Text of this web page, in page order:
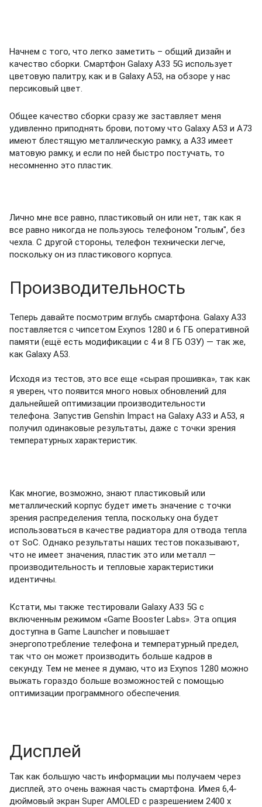
Начнем с того, что легко заметить – общий дизайн и
качество сборки. Смартфон Galaxy A33 5G использует
цветовую палитру, как и в Galaxy A53, на обзоре у нас
персиковый цвет.
Общее качество сборки сразу же заставляет меня
удивленно приподнять брови, потому что Galaxy A53 и A73
имеют блестящую металлическую рамку, а A33 имеет
матовую рамку, и если по ней быстро постучать, то
несомненно это пластик.
Лично мне все равно, пластиковый он или нет, так как я
все равно никогда не пользуюсь телефоном "голым", без
чехла. С другой стороны, телефон технически легче,
поскольку он из пластикового корпуса.
Производительность
Теперь давайте посмотрим вглубь смартфона. Galaxy A33
поставляется с чипсетом Exynos 1280 и 6 ГБ оперативной
памяти (ещё есть модификации с 4 и 8 ГБ ОЗУ) — так же,
как Galaxy A53.
Исходя из тестов, это все еще «сырая прошивка», так как
я уверен, что появится много новых обновлений для
дальнейшей оптимизации производительности
телефона. Запустив Genshin Impact на Galaxy A33 и A53, я
получил одинаковые результаты, даже с точки зрения
температурных характеристик.
Как многие, возможно, знают пластиковый или
металлический корпус будет иметь значение с точки
зрения распределения тепла, поскольку она будет
использоваться в качестве радиатора для отвода тепла
от SoC. Однако результаты наших тестов показывают,
что не имеет значения, пластик это или металл —
производительность и тепловые характеристики
идентичны.
Кстати, мы также тестировали Galaxy A33 5G с
включенным режимом «Game Booster Labs». Эта опция
доступна в Game Launcher и повышает
энергопотребление телефона и температурный предел,
так что он может производить больше кадров в
секунду. Тем не менее я думаю, что из Exynos 1280 можно
выжать гораздо больше возможностей с помощью
оптимизации программного обеспечения.
Дисплей
Так как большую часть информации мы получаем через
дисплей, это очень важная часть смартфона. Имея 6,4-
дюймовый экран Super AMOLED с разрешением 2400 x